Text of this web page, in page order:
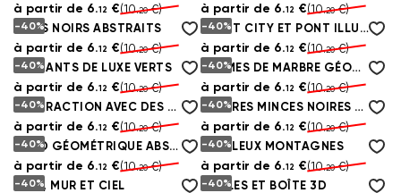
à partir de 6.12 €(10.20€) à partir de 6.12 €(10.20€)
-40%
FILMS NOIRS ABSTRAITS
à partir de 6.12 €(10.20€)
-40% NIGHT CITY ET PONT ILLUMINÉ
à partir de 6.12 €(10.20€)
-40%
DIAMANTS DE LUXE VERTS
à partir de 6.12 €(10.20€)
-40% FORMES DE MARBRE GÉOMÉTRIQUE
à partir de 6.12 €(10.20€)
-40% ABSTRACTION AVEC DES HEXAGONES
à partir de 6.12 €(10.20€)
-40% RAYURES MINCES NOIRES ET BOULES DORÉES
à partir de 6.12 €(10.20€)
-40% FOND GÉOMÉTRIQUE ABSTRAIT NOIR ET BLANC
à partir de 6.12 €(10.20€)
-40%
FABULEUX MONTAGNES
à partir de 6.12 €(10.20€)
-40%
BLEU, MUR ET CIEL -40%
BOULES ET BOÎTE 3D